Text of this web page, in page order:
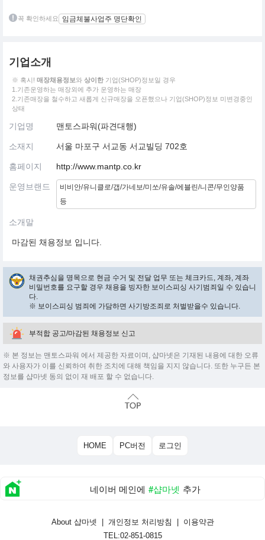
꼭 확인하세요 임금체불사업주 명단확인
기업소개
※ 혹시! 매장채용정보와 상이한 기업(SHOP)정보일 경우
1.기존운영하는 매장외에 추가 운영하는 매장
2.기존매장을 철수하고 새롭게 신규매장을 오픈했으나 기업(SHOP)정보 미변경중인
상태
기업명 맨토스파워(파견대행)
소재지 서울 마포구 서교동 서교빌딩 702호
홈페이지 http://www.mantp.co.kr
운영브랜드
비비안/유니클로/갭/가네보/미쏘/유솔/에블린/니콘/무인양품
등
소개말
마감된 채용정보 입니다.
채권추심을 명목으로 현금 수거 및 전달 업무 또는 체크카드, 계좌, 계좌
비밀번호를 요구할 경우 채용을 빙자한 보이스피싱 사기범죄일 수 있습니
다.
※ 보이스피싱 범죄에 가담하면 사기방조죄로 처벌받을수 있습니다.
부적합 공고/마감된 채용정보 신고
※ 본 정보는 맨토스파워 에서 제공한 자료이며, 샵마넷은 기재된 내용에 대한 오류
와 사용자가 이를 신뢰하여 취한 조치에 대해 책임을 지지 않습니다. 또한 누구든 본
정보를 샵마넷 동의 없이 재 배포 할 수 없습니다.
HOME PC버전 로그인
네이버 메인에 #샵마넷 추가
About 샵마넷 개인정보 처리방침
이용약관
TEL:02-851-0815